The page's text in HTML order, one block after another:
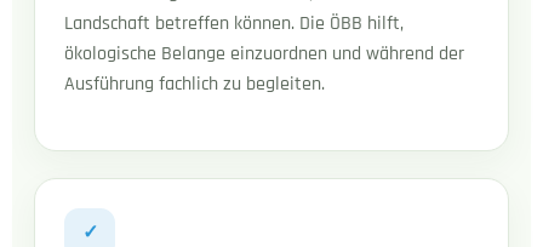
Landschaft betreffen können. Die ÖBB hilft,
ökologische Belange einzuordnen und während der
Ausführung fachlich zu begleiten.
✓